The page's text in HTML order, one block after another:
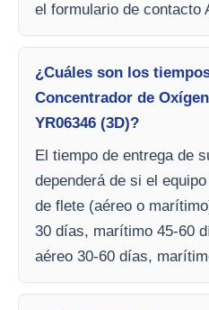
el formulario de contacto
¿Cuáles son los
Concentrador de
YR06346 (3D)?
El tiempo de entrega de
dependerá de si el
de flete (aéreo o
30 días, marítimo 45-60
aéreo 30-60 días,